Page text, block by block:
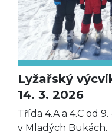
Lyžařský
14. 3. 2026
Třída 4.A a 4.C od
v Mladých Bukách.